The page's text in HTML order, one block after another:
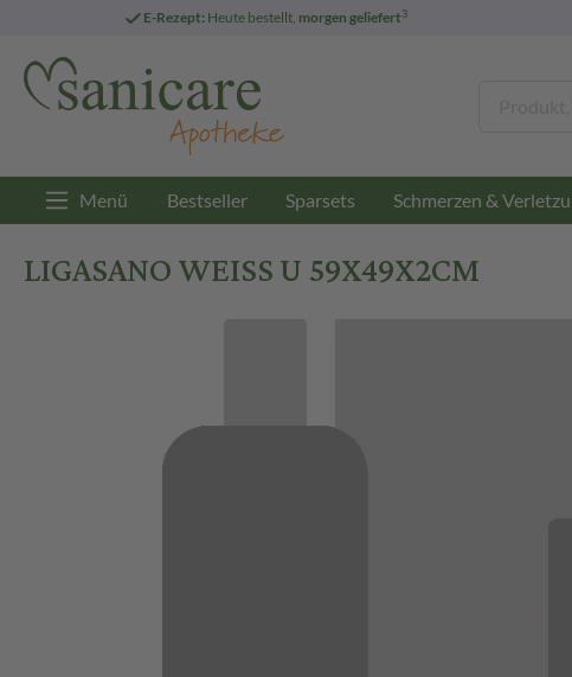
E-Rezept: Heute bestellt, morgen geliefert3
Menü Bestseller Sparsets Schmerzen &
LIGASANO WEISS U 59X49X2CM